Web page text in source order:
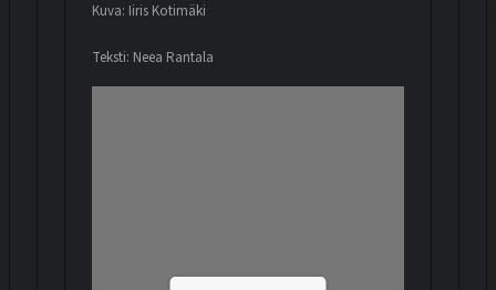
Kuva: Iiris Kotimäki
Teksti: Neea Rantala